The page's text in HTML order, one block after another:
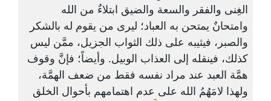
الغِنى والفقر والسعة والضيق ابتلاءٌ من الله
وامتحانٌ يمتحن به العباد؛ ليرى من يقوم له بالشكر
والصبر، فيثيبه على ذلك الثواب الجزيل، ممَّن ليس
كذلك، فينقله إلى العذاب الوبيل. وأيضاً؛ فإنَّ وقوف
همَّة العبد عند مراد نفسه فقط من ضعف الهمَّة،
ولهذا لامَهُمُ الله على عدم اهتمامهم بأحوال الخلق